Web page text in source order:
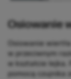
Osiowanie
Osiowanie
w przeciwnym
w kształcie lejka.
pomocą czujnika